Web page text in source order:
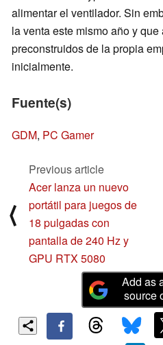
alimentar el ventilador. Sin
la venta este mismo año y
preconstruidos de la propia
inicialmente.
Fuente(s)
GDM, PC Gamer
⟨
Previous article
Acer lanza un nuevo
portátil para juegos de
18 pulgadas con
pantalla de 240 Hz y
GPU RTX 5080
Add as
source